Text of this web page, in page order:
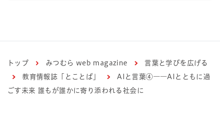
トップ みつむら web magazine
言葉と学びを広げる
教育情報誌「とことば」
AIと言葉④――AIとともに過
ごす未来 誰もが誰かに寄り添われる社会に